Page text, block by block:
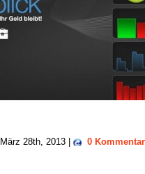
28th, 2013 | 0